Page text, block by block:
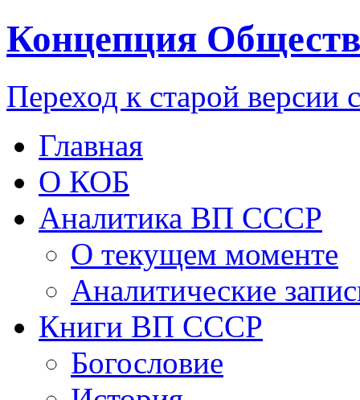
Концепция
Переход к старой версии
Главная
О КОБ
Аналитика ВП СССР
О текущем моменте
Аналитические
Книги ВП СССР
Богословие